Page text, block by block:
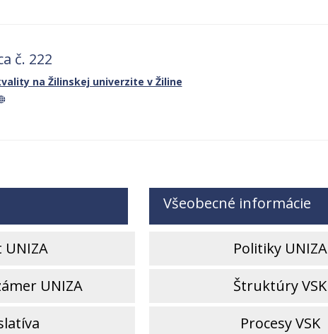
č. 222
na Žilinskej univerzite v Žiline
UNIZA
Všeobecné informácie
Politiky UNIZA
Štruktúry VSK
Procesy VSK